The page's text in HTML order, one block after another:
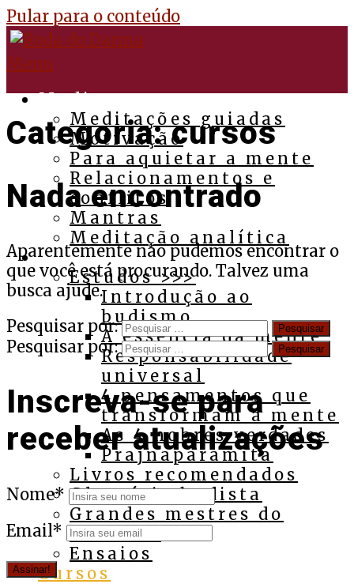
Pular para o conteúdo
Menu
Medite
Meditações guiadas
Motivação
Para aquietar a mente
Relacionamentos e
conflitos
Mantras
Meditação analítica
Budismo
Estudos >>>
Introdução ao
budismo
A essência da mente
Responsabilidade
universal
4 pensamentos que
transformam a mente
As 4 nobres verdades
Prajnaparamita
Livros recomendados
Glossário budista
Grandes mestres do
budismo
Ensaios
Cursos
Categoria:cursos
Nada encontrado
Aparentemente não pudemos encontrar o
que você está procurando. Talvez uma
busca ajude.
Pesquisar por:
Pesquisar por:
Inscreva-se para
receber atualizações
Nome*
Email*